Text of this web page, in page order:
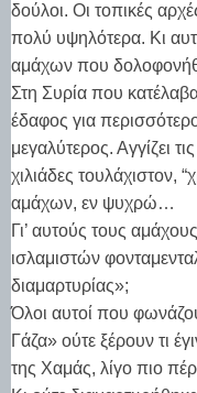
δούλοι. Οι τοπικές
πολύ υψηλότερα. Κι
αμάχων που
Στη Συρία που
έδαφος για
μεγαλύτερος. Αγγίζει
χιλιάδες τουλάχιστον,
αμάχων, εν ψυχρώ…
Γι’ αυτούς τους
ισλαμιστών
διαμαρτυρίας»;
Όλοι αυτοί που
Γάζα» ούτε ξέρουν τι
της Χαμάς, λίγο πιο